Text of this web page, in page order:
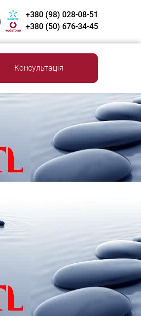
+380 (98) 028-08-51
+380 (50) 676-34-45
Консультація